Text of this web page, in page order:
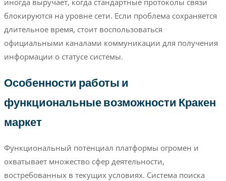
иногда выручает, когда стандартные протоколы связи
блокируются на уровне сети. Если проблема сохраняется
длительное время, стоит воспользоваться
официальными каналами коммуникации для получения
информации о статусе системы.
Особенности работы и
функциональные возможности Кракен
маркет
Функциональный потенциал платформы огромен и
охватывает множество сфер деятельности,
востребованных в текущих условиях. Система поиска